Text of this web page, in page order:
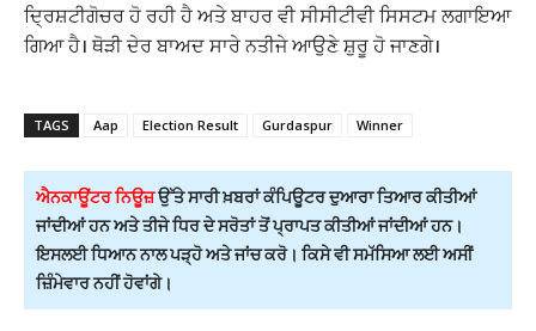
ਦ੍ਰਿਸ਼ਟੀਗੋਚਰ ਹੋ ਰਹੀ ਹੈ ਅਤੇ ਬਾਹਰ ਵੀ ਸੀਸੀਟੀਵੀ ਸਿਸਟਮ ਲਗਾਇਆ
ਗਿਆ ਹੈ। ਥੋੜੀ ਦੇਰ ਬਾਅਦ ਸਾਰੇ ਨਤੀਜੇ ਆਉਣੇ ਸ਼ੁਰੂ ਹੋ ਜਾਣਗੇ।
TAGS Aap Election Result Gurdaspur Winner
ਐਨਕਾਊਂਟਰ ਨਿਊਜ਼ਉੱਤੇ ਸਾਰੀ ਖ਼ਬਰਾਂ ਕੰਪਿਊਟਰ ਦੁਆਰਾ ਤਿਆਰ ਕੀਤੀਆਂ
ਜਾਂਦੀਆਂ ਹਨ ਅਤੇ ਤੀਜੇ ਧਿਰ ਦੇ ਸਰੋਤਾਂ ਤੋਂ ਪ੍ਰਾਪਤ ਕੀਤੀਆਂ ਜਾਂਦੀਆਂ ਹਨ।
ਇਸਲਈ ਧਿਆਨ ਨਾਲ ਪੜ੍ਹੋ ਅਤੇ ਜਾਂਚ ਕਰੋ। ਕਿਸੇ ਵੀ ਸਮੱਸਿਆ ਲਈ ਅਸੀਂ
ਜ਼ਿੰਮੇਵਾਰ ਨਹੀਂ ਹੋਵਾਂਗੇ।